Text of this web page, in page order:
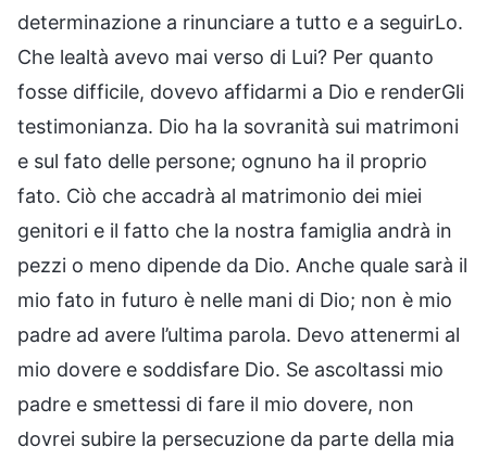
determinazione a rinunciare a tutto e a seguirLo.
Che lealtà avevo mai verso di Lui? Per quanto
fosse difficile, dovevo affidarmi a Dio e renderGli
testimonianza. Dio ha la sovranità sui matrimoni
e sul fato delle persone; ognuno ha il proprio
fato. Ciò che accadrà al matrimonio dei miei
genitori e il fatto che la nostra famiglia andrà in
pezzi o meno dipende da Dio. Anche quale sarà il
mio fato in futuro è nelle mani di Dio; non è mio
padre ad avere l’ultima parola. Devo attenermi al
mio dovere e soddisfare Dio. Se ascoltassi mio
padre e smettessi di fare il mio dovere, non
dovrei subire la persecuzione da parte della mia